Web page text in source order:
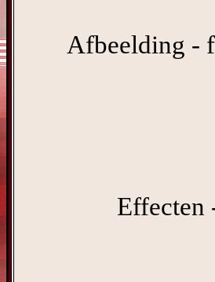
Afbeelding -
Effecten